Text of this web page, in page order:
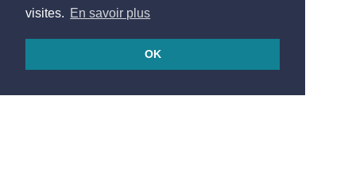
visites. En savoir plus
OK